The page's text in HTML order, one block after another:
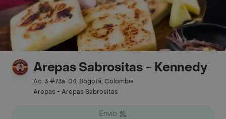
Arepas Sabrositas - Kennedy
Ac. 3 #73a-04, Bogotá, Colombia
Arepas - Arepas Sabrositas
Envío